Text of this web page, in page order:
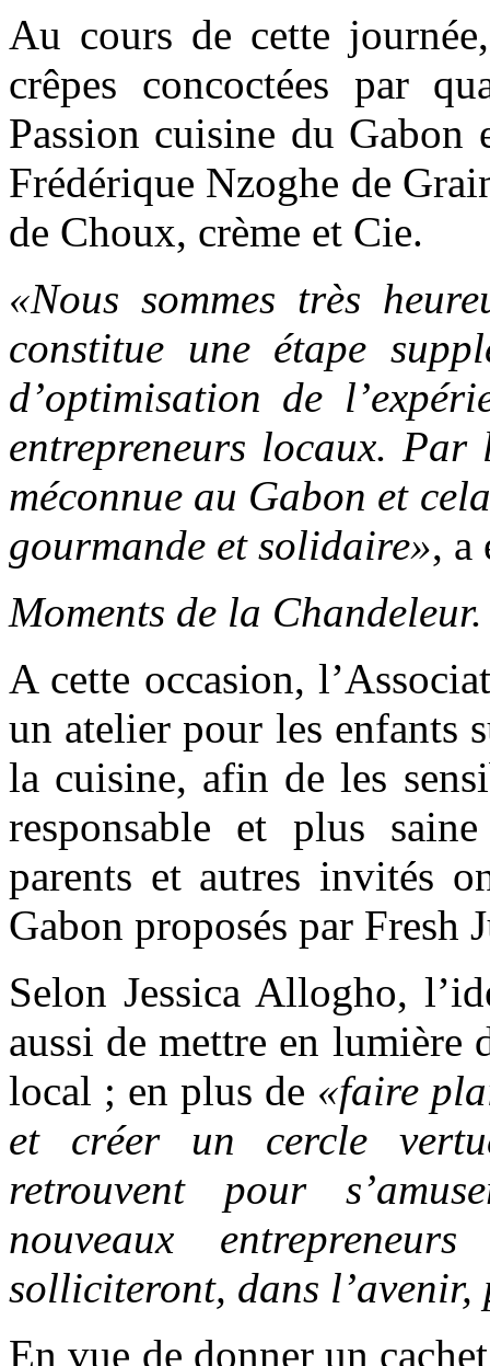
Au cours de cette
crêpes concoctées par
Passion cuisine du Gabon
Frédérique Nzoghe de
de Choux, crème et Cie.
«Nous sommes très
constitue une étape
d’optimisation de
entrepreneurs locaux.
méconnue au Gabon et
gourmande et solidaire», a
Moments de la
A cette occasion,
un atelier pour les enfants
la cuisine, afin de les
responsable et plus
parents et autres invités
Gabon proposés par Fresh
Selon Jessica Allogho,
aussi de mettre en lumière
local ; en plus de «faire
et créer un cercle
retrouvent pour
nouveaux
solliciteront, dans
En vue de donner un